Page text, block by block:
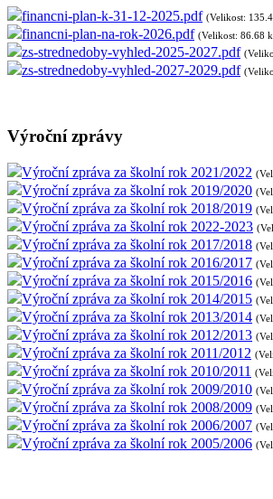
financni-plan-k-31-12-2025.pdf (Velikost:
financni-plan-na-rok-2026.pdf (Velikost: 86.68
zs-strednedoby-vyhled-2025-2027.pdf
zs-strednedoby-vyhled-2027-2029.pdf
Výroční zprávy
Výroční zpráva za školní rok 2021/2022
Výroční zpráva za školní rok 2019/2020
Výroční zpráva za školní rok 2018/2019
Výroční zpráva za školní rok 2022-2023
Výroční zpráva za školní rok 2017/2018
Výroční zpráva za školní rok 2016/2017
Výroční zpráva za školní rok 2015/2016
Výroční zpráva za školní rok 2014/2015
Výroční zpráva za školní rok 2013/2014
Výroční zpráva za školní rok 2012/2013
Výroční zpráva za školní rok 2011/2012
Výroční zpráva za školní rok 2010/2011
Výroční zpráva za školní rok 2009/2010
Výroční zpráva za školní rok 2008/2009
Výroční zpráva za školní rok 2006/2007
Výroční zpráva za školní rok 2005/2006